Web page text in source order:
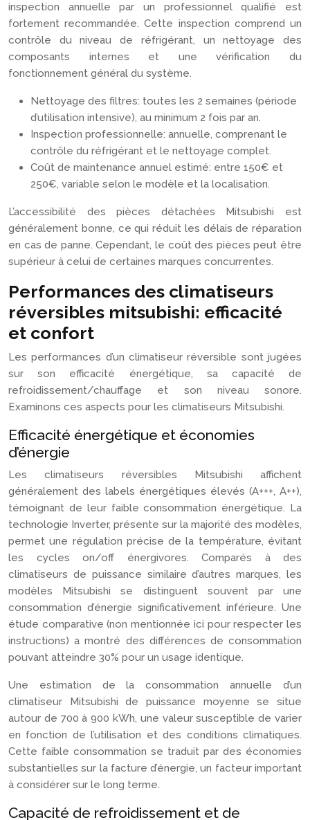
inspection annuelle par un professionnel qualifié est
fortement recommandée. Cette inspection comprend un
contrôle du niveau de réfrigérant, un nettoyage des
composants internes et une vérification du
fonctionnement général du système.
Nettoyage des filtres: toutes les 2 semaines (période
d’utilisation intensive), au minimum 2 fois par an.
Inspection professionnelle: annuelle, comprenant le
contrôle du réfrigérant et le nettoyage complet.
Coût de maintenance annuel estimé: entre 150€ et
250€, variable selon le modèle et la localisation.
L’accessibilité des pièces détachées Mitsubishi est
généralement bonne, ce qui réduit les délais de réparation
en cas de panne. Cependant, le coût des pièces peut être
supérieur à celui de certaines marques concurrentes.
Performances des climatiseurs
réversibles mitsubishi: efficacité
et confort
Les performances d’un climatiseur réversible sont jugées
sur son efficacité énergétique, sa capacité de
refroidissement/chauffage et son niveau sonore.
Examinons ces aspects pour les climatiseurs Mitsubishi.
Efficacité énergétique et économies
d’énergie
Les climatiseurs réversibles Mitsubishi affichent
généralement des labels énergétiques élevés (A+++, A++),
témoignant de leur faible consommation énergétique. La
technologie Inverter, présente sur la majorité des modèles,
permet une régulation précise de la température, évitant
les cycles on/off énergivores. Comparés à des
climatiseurs de puissance similaire d’autres marques, les
modèles Mitsubishi se distinguent souvent par une
consommation d’énergie significativement inférieure. Une
étude comparative (non mentionnée ici pour respecter les
instructions) a montré des différences de consommation
pouvant atteindre 30% pour un usage identique.
Une estimation de la consommation annuelle d’un
climatiseur Mitsubishi de puissance moyenne se situe
autour de 700 à 900 kWh, une valeur susceptible de varier
en fonction de l’utilisation et des conditions climatiques.
Cette faible consommation se traduit par des économies
substantielles sur la facture d’énergie, un facteur important
à considérer sur le long terme.
Capacité de refroidissement et de